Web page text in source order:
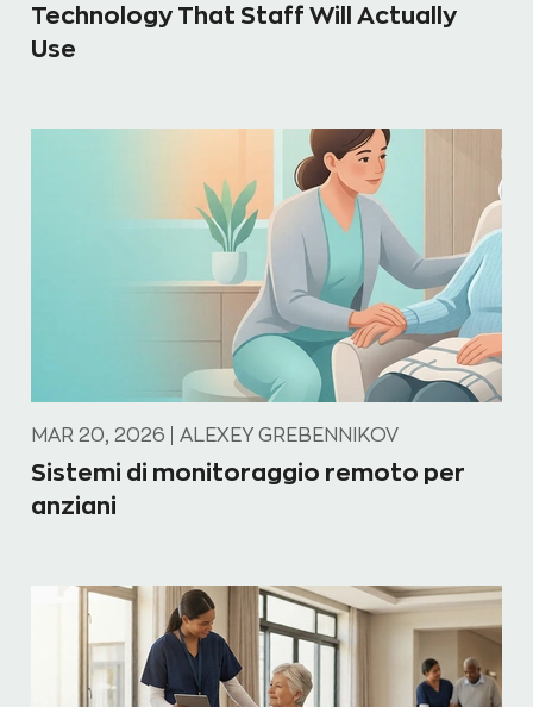
Technology That Staff Will Actually
Use
MAR 20, 2026 ALEXEY GREBENNIKOV
Sistemi di monitoraggio remoto per
anziani